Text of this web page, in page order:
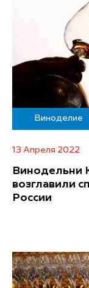
Виноделие
13 Апреля 2022
Винодельни
возглавили
России